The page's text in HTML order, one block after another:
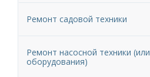
Ремонт садовой техники
Ремонт насосной техники (или
оборудования)